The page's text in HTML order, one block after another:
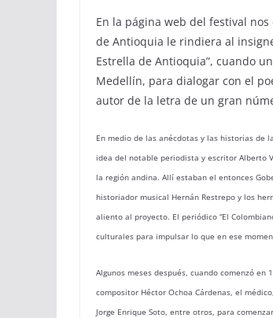
En la página web del festival
de Antioquia le rindiera al
Estrella de Antioquia”, cuando
Medellín, para dialogar con el
autor de la letra de un gran
En medio de las anécdotas y las historias de
idea del notable periodista y escritor Alberto
la región andina. Allí estaban el entonces
historiador musical Hernán Restrepo y los
aliento al proyecto. El periódico “El
culturales para impulsar lo que en ese
Algunos meses después, cuando comenzó en
compositor Héctor Ochoa Cárdenas, el
Jorge Enrique Soto, entre otros, para